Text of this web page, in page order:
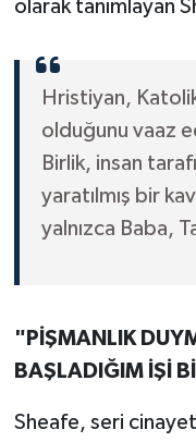
olarak tanımlayan
Hristiyan,
olduğunu vaaz
Birlik, insan
yaratılmış bir
yalnızca Baba,
"PİŞMANLIK
BAŞLADIĞIM İŞİ
Sheafe, seri